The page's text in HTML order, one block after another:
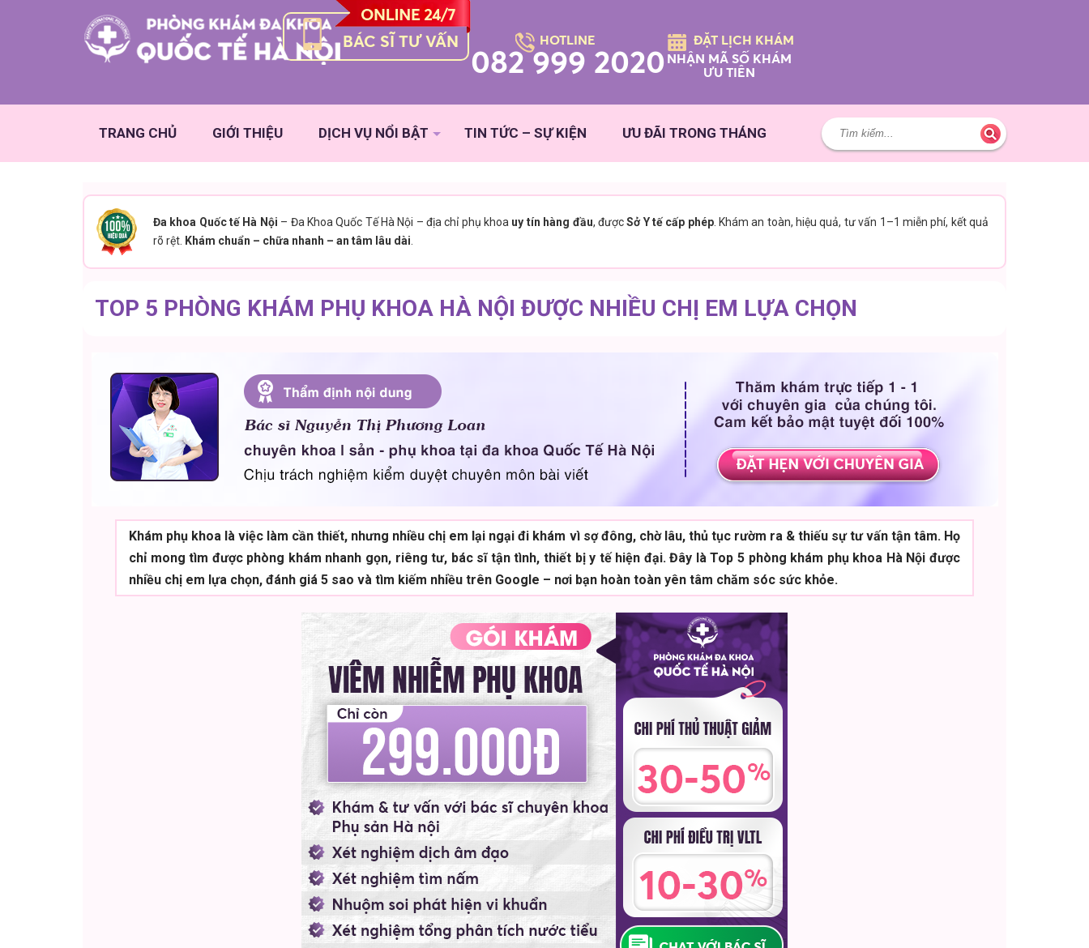
BÁC SĨ TƯ VẤN HOTLINE
082 999 2020
ĐẶT LỊCH KHÁM
NHẬN MÃ SỐ KHÁM
ƯU TIÊN
TRANG CHỦ GIỚI THIỆU DỊCH VỤ NỔI BẬT TIN TỨC – SỰ KIỆN ƯU ĐÃI TRONG THÁNG
Đa khoa Quốc tế Hà Nội – Đa Khoa Quốc Tế Hà Nội – địa chỉ phụ khoa uy tín hàng đầu, đượcSở Y tế cấp phép. Khám an toàn, hiệu quả, tư vấn 1–1 miễn phí, kết quả
rõ rệt. Khám chuẩn – chữa nhanh – an tâm lâu dài
TOP 5 PHÒNG KHÁM PHỤ KHOA HÀ NỘI ĐƯỢC NHIỀU CHỊ EM LỰA CHỌN
Khám phụ khoa là việc làm cần thiết, nhưng nhiều chị em lại ngại đi khám vì sợ đông, chờ lâu, thủ tục rườm ra & thiếu sự tư vấn tận tâm. Họ
chỉ mong tìm được phòng khám nhanh gọn, riêng tư, bác sĩ tận tình, thiết bị y tế hiện đại. Đây là Top 5 phòng khám phụ khoa Hà Nội được
nhiều chị em lựa chọn, đánh giá 5 sao và tìm kiếm nhiều trên Google – nơi bạn hoàn toàn yên tâm chăm sóc sức khỏe.